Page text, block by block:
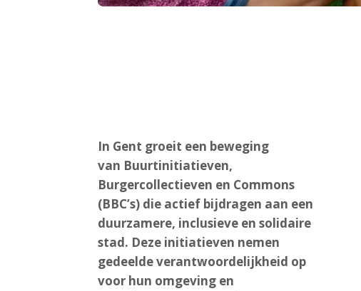
In Gent groeit een beweging
van Buurtinitiatieven,
Burgercollectieven en Commons
(BBC’s) die actief bijdragen aan een
duurzamere, inclusieve en solidaire
stad. Deze initiatieven nemen
gedeelde verantwoordelijkheid op
voor hun omgeving en